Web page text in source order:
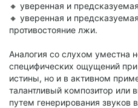
🔸 уверенная и
🔸 уверенная и
противостояние лжи.
Аналогия со слухом уместна
специфических ощущений
истины, но и в активном
талантливый композитор или
путем генерирования звуков